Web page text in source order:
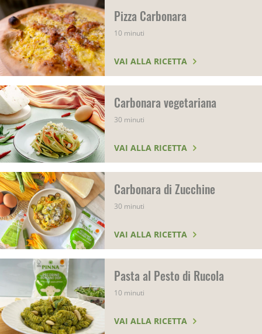
Pizza Carbonara
10 minuti
VAI ALLA RICETTA
Carbonara vegetariana
30 minuti
VAI ALLA RICETTA
Carbonara di Zucchine
30 minuti
VAI ALLA RICETTA
Pasta al Pesto di Rucola
10 minuti
VAI ALLA RICETTA